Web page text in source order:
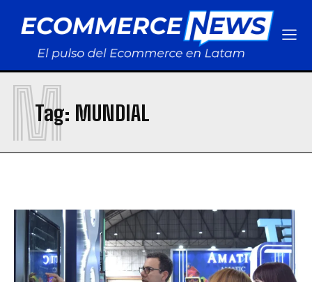
Tag: MUNDIAL
M